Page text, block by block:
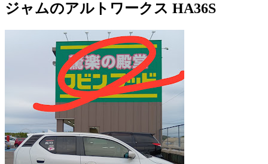
ジャムのアルトワークス HA36S